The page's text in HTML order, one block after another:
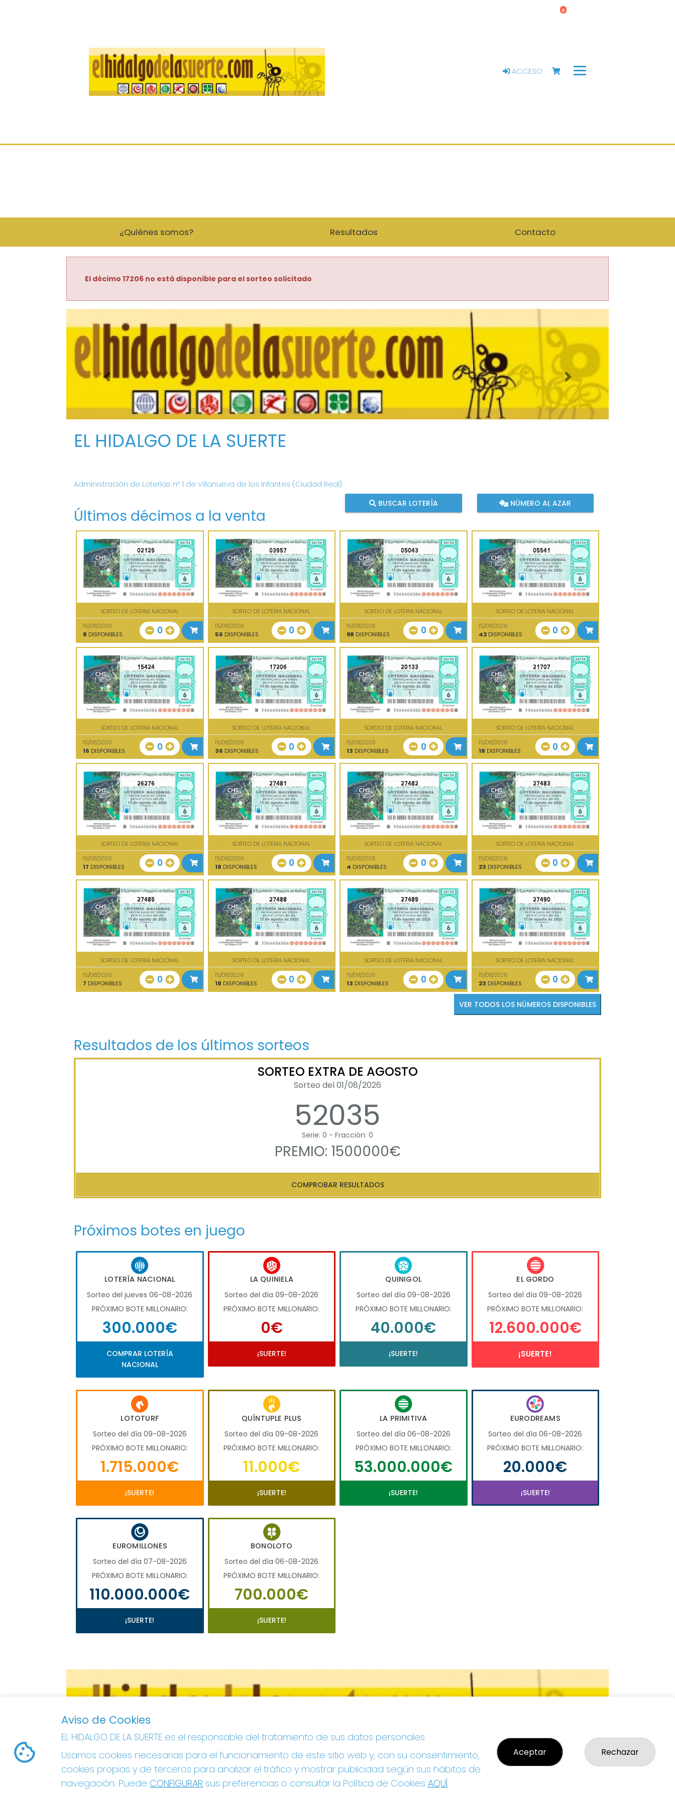
ACCESO
0
¿Quiénes somos? Resultados Contacto
El décimo 17206 no está disponible para el sorteo solicitado
Imagen anterior Imagen siguiente
EL HIDALGO DE LA SUERTE
Administración de Loterías nº 1 de Villanueva de los Infantes (Ciudad Real)
Últimos décimos a la venta
BUSCAR LOTERÍA NÚMERO AL AZAR
02125
SORTEO DE LOTERIA NACIONAL
15/08/2026
8 DISPONIBLES 0
03957
SORTEO DE LOTERIA NACIONAL
15/08/2026
56 DISPONIBLES 0
05043
SORTEO DE LOTERIA NACIONAL
15/08/2026
98 DISPONIBLES 0
05541
SORTEO DE LOTERIA NACIONAL
15/08/2026
42DISPONIBLES 0
15424
SORTEO DE LOTERIA NACIONAL
15/08/2026
16 DISPONIBLES 0
17206
SORTEO DE LOTERIA NACIONAL
15/08/2026
36 DISPONIBLES 0
20133
SORTEO DE LOTERIA NACIONAL
15/08/2026
13 DISPONIBLES 0
21707
SORTEO DE LOTERIA NACIONAL
15/08/2026
18 DISPONIBLES 0
26276
SORTEO DE LOTERIA NACIONAL
15/08/2026
17 DISPONIBLES 0
27481
SORTEO DE LOTERIA NACIONAL
15/08/2026
18 DISPONIBLES 0
27482
SORTEO DE LOTERIA NACIONAL
15/08/2026
4 DISPONIBLES 0
27483
SORTEO DE LOTERIA NACIONAL
15/08/2026
23 DISPONIBLES 0
27485
SORTEO DE LOTERIA NACIONAL
15/08/2026
7 DISPONIBLES 0
27488
SORTEO DE LOTERIA NACIONAL
15/08/2026
18 DISPONIBLES 0
27489
SORTEO DE LOTERIA NACIONAL
15/08/2026
13 DISPONIBLES 0
27490
SORTEO DE LOTERIA NACIONAL
15/08/2026
23 DISPONIBLES 0
VER TODOS LOS NÚMEROS DISPONIBLES
Resultados de los últimos sorteos
SORTEO EXTRA DE AGOSTO
Sorteo del 01/08/2026
52035
Serie: 0 - Fracción: 0
PREMIO: 1500000€
COMPROBAR RESULTADOS
Próximos botes en juego
LOTERÍA NACIONAL
Sorteo del jueves 06-08-2026
PRÓXIMO BOTE MILLONARIO:
300.000€
COMPRAR LOTERÍA
NACIONAL
LA QUINIELA
Sorteo del día 09-08-2026
PRÓXIMO BOTE MILLONARIO:
0€
¡SUERTE!
QUINIGOL
Sorteo del día 09-08-2026
PRÓXIMO BOTE MILLONARIO:
40.000€
¡SUERTE!
EL GORDO
Sorteo del día 09-08-2026
PRÓXIMO BOTE MILLONARIO:
12.600.000€
¡SUERTE!
LOTOTURF
Sorteo del día 09-08-2026
PRÓXIMO BOTE MILLONARIO:
1.715.000€
¡SUERTE!
QUÍNTUPLE PLUS
Sorteo del día 09-08-2026
PRÓXIMO BOTE MILLONARIO:
11.000€
¡SUERTE!
LA PRIMITIVA
Sorteo del día 06-08-2026
PRÓXIMO BOTE MILLONARIO:
53.000.000€
¡SUERTE!
EURODREAMS
Sorteo del día 06-08-2026
PRÓXIMO BOTE MILLONARIO:
20.000€
¡SUERTE!
EUROMILLONES
Sorteo del día 07-08-2026
PRÓXIMO BOTE MILLONARIO:
110.000.000€
¡SUERTE!
BONOLOTO
Sorteo del día 06-08-2026
PRÓXIMO BOTE MILLONARIO:
700.000€
¡SUERTE!
Aviso de Cookies
EL HIDALGO DE LA SUERTE es el responsable del tratamiento de sus datos personales.
Usamos cookies necesarias para el funcionamiento de este sitio web y, con su consentimiento,
cookies propias y de terceros para analizar el tráfico y mostrar publicidad según sus hábitos de
navegación. Puede CONFIGURAR sus preferencias o consultar la Política de Cookies AQUÍ.
Aceptar Rechazar